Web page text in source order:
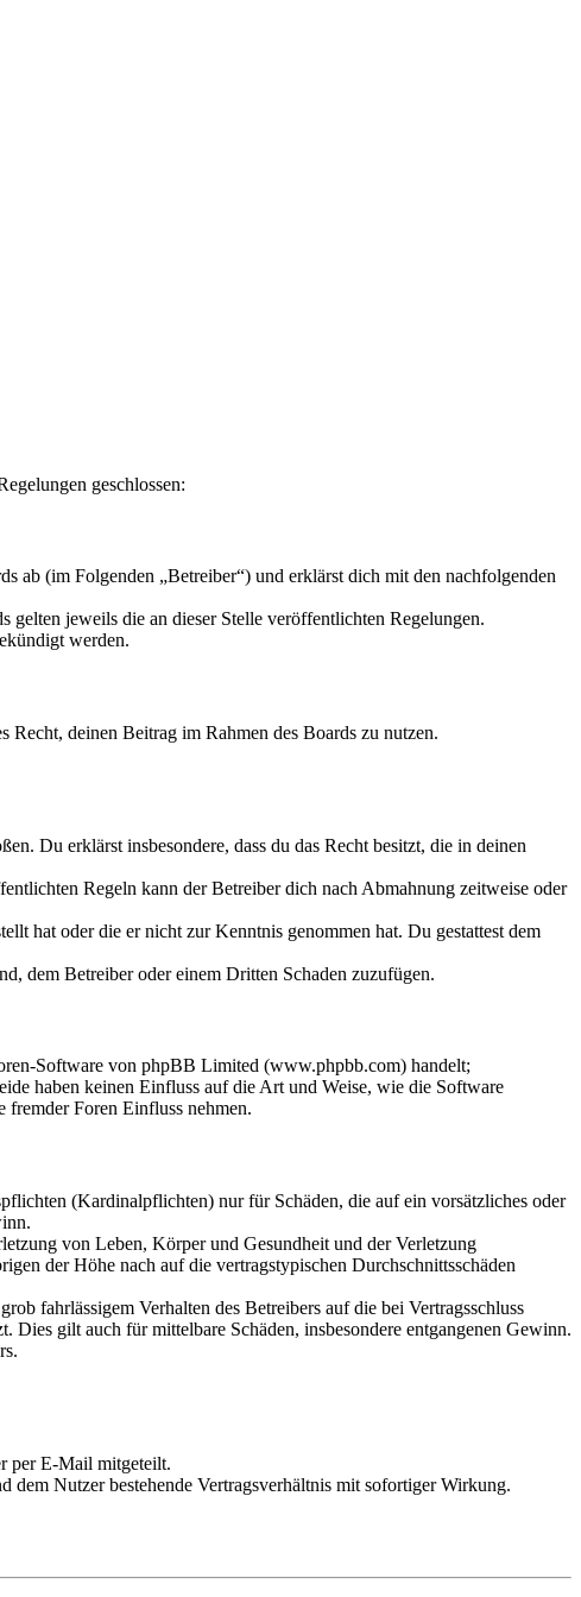
geschlossen:
ab (im Folgenden „Betreiber“) und erklärst dich mit den nachfolgenden
gelten jeweils die an dieser Stelle veröffentlichten Regelungen.
werden.
deinen Beitrag im Rahmen des Boards zu nutzen.
Du erklärst insbesondere, dass du das Recht besitzt, die in deinen
Regeln kann der Betreiber dich nach Abmahnung zeitweise oder
hat oder die er nicht zur Kenntnis genommen hat. Du gestattest dem
dem Betreiber oder einem Dritten Schaden zuzufügen.
Software von phpBB Limited (www.phpbb.com) handelt;
haben keinen Einfluss auf die Art und Weise, wie die Software
fremder Foren Einfluss nehmen.
(Kardinalpflichten) nur für Schäden, die auf ein vorsätzliches oder
von Leben, Körper und Gesundheit und der Verletzung
der Höhe nach auf die vertragstypischen Durchschnittsschäden
fahrlässigem Verhalten des Betreibers auf die bei Vertragsschluss
Dies gilt auch für mittelbare Schäden, insbesondere entgangenen Gewinn.
per E-Mail mitgeteilt.
dem Nutzer bestehende Vertragsverhältnis mit sofortiger Wirkung.